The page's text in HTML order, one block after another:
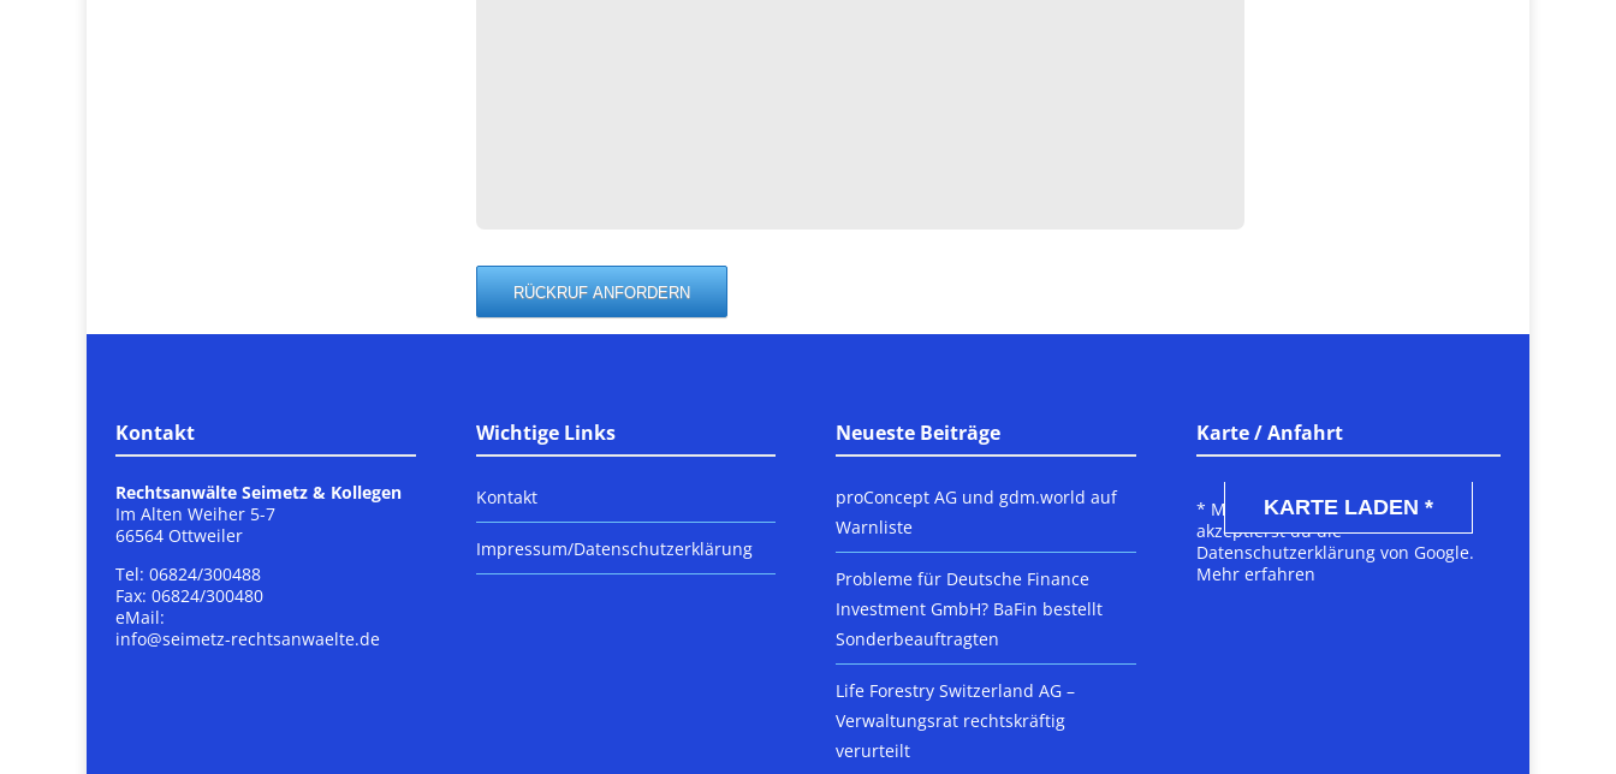
Kontakt
Rechtsanwälte Seimetz & Kollegen
Im Alten Weiher 5-7
66564 Ottweiler
Tel: 06824/300488
Fax: 06824/300480
eMail:
info@seimetz-rechtsanwaelte.de
Wichtige Links
Kontakt
Impressum/Datenschutzerklärung
Neueste Beiträge
proConcept AG und gdm.world auf
Warnliste
Probleme für Deutsche Finance
Investment GmbH? BaFin bestellt
Sonderbeauftragten
Life Forestry Switzerland AG –
Verwaltungsrat rechtskräftig
verurteilt
Karte / Anfahrt
DSGVO MAP
KARTE LADEN *
* Mit dem Laden der Karte
akzeptierst du die
Datenschutzerklärung von Google.
Mehr erfahren